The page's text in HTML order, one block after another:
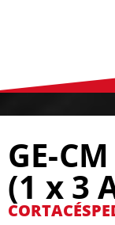
GE-
(1 x 3